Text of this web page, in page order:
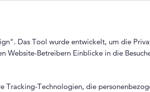
Das Tool wurde entwickelt, um die
Website-Betreibern Einblicke in die
Tracking-Technologien, die